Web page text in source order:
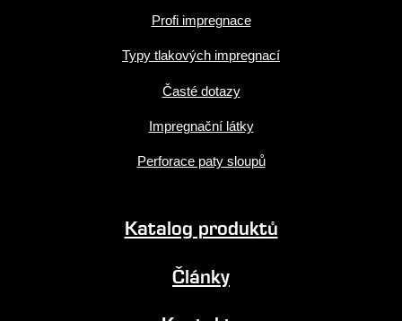
Profi impregnace
Typy tlakových impregnací
Časté dotazy
Impregnační látky
Perforace paty sloupů
Katalog produktů
Články